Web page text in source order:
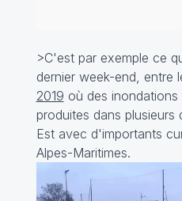
>C'est par exemple ce
dernier week-end, entre
2019 où des
produites dans plusieurs
Est avec d'importants
Alpes-Maritimes.